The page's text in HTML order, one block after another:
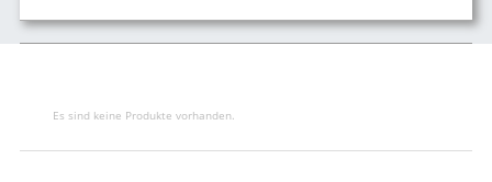
Es sind keine Produkte vorhanden.